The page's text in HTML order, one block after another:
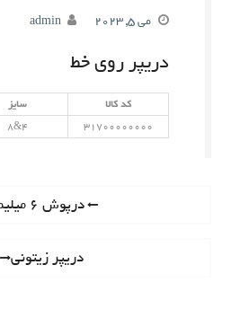
می 5, 2023 admin
دریپر روی خط
کد کالا سایز
31700000000
4&8
Previous
درپوش 6 میلیمتری
Next
دریپر زیتونی